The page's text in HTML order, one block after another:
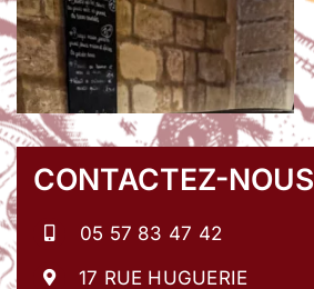
CONTACTEZ-NOUS
05 57 83 47 42
17 RUE HUGUERIE